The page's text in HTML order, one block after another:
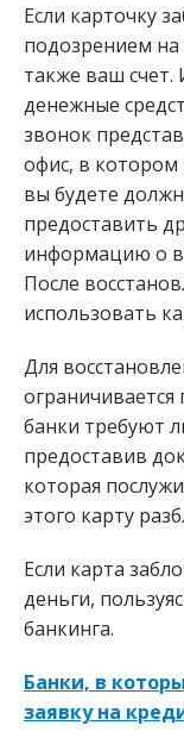
Если карточку
подозрением на
также ваш счет.
денежные
звонок
офис, в котором
вы будете
предоставить
информацию о
После
использовать
Для
банки требуют
предоставив
которая
этого карту
Если карта
деньги,
банкинга.
Банки, в
заявку на